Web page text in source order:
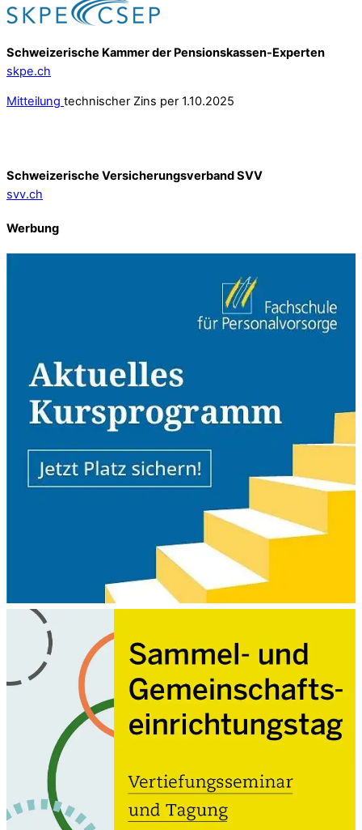
Schweizerische Kammer der Pensionskassen-Experten
skpe.ch
Mitteilung technischer Zins per 1.10.2025
Schweizerische Versicherungsverband SVV
svv.ch
Werbung